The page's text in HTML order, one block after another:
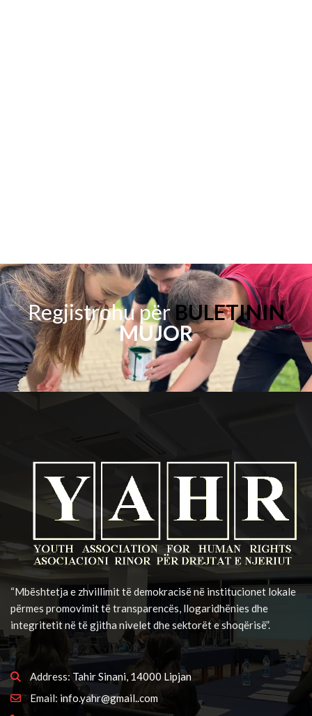
Regjistrohu përBULETININ
MUJOR
“Mbështetja e zhvillimit të demokracisë në institucionet lokale
përmes promovimit të transparencës, llogaridhënies dhe
integritetit në të gjitha nivelet dhe sektorët e shoqërisë”.
Address: Tahir Sinani, 14000 Lipjan
Email: info.yahr@gmail..com